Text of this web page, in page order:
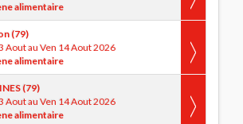
alimentaire
(79)
Aout au Ven 14 Aout 2026
alimentaire
(79)
Aout au Ven 14 Aout 2026
alimentaire